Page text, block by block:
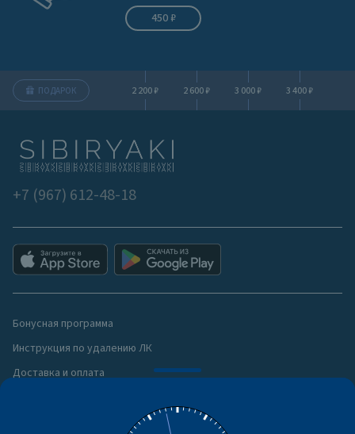
450 ₽
ПОДАРОК 2 200 ₽ 2 600 ₽ 3 000 ₽ 3 400 ₽
+7 (967) 612-48-18
Бонусная программа
Инструкция по удалению ЛК
Доставка и оплата